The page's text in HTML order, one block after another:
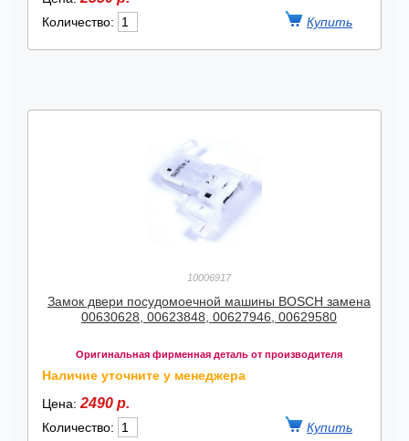
Количество:
10006917
Замок двери посудомоечной машины BOSCH замена
00630628, 00623848, 00627946, 00629580
Оригинальная фирменная деталь от производителя
Наличие уточните у менеджера
Цена: 2490 р.
Количество: